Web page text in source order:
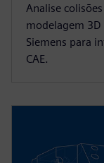
Analise
modelagem
Siemens para
CAE.